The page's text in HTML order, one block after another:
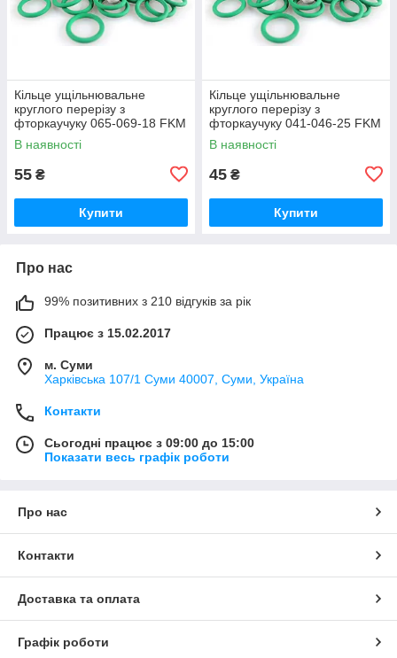
Кільце ущільнювальне
круглого перерізу з
фторкаучуку 065-069-18 FKM
зелене термостійке
В наявності
55 ₴
Купити
Кільце ущільнювальне
круглого перерізу з
фторкаучуку 041-046-25 FKM
зелене термостійке
В наявності
45 ₴
Купити
Про нас
99% позитивних з 210 відгуків за рік
Працює з 15.02.2017
м. Суми
Харківська 107/1 Суми 40007, Суми, Україна
Контакти
Сьогодні працює з 09:00 до 15:00
Показати весь графік роботи
Про нас
Контакти
Доставка та оплата
Графік роботи